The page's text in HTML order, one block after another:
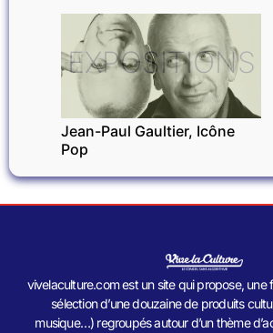
EXPOSITIONS
Jean-Paul Gaultier, Icône
Pop
vivelaculture.com est un site qui propose, une
sélection d’une douzaine de produits
musique…) regroupés autour d’un thème